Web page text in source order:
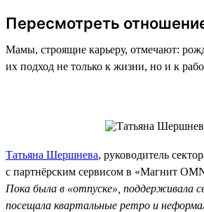
Пересмотреть
Мамы, строящие карьеру, отмечают:
их подход не только к жизни, но и к
Татьяна Шершнева, руководитель
с партнёрским сервисом в «Магнит
Пока была в «отпуске», поддерживала
посещала квартальные ретро и